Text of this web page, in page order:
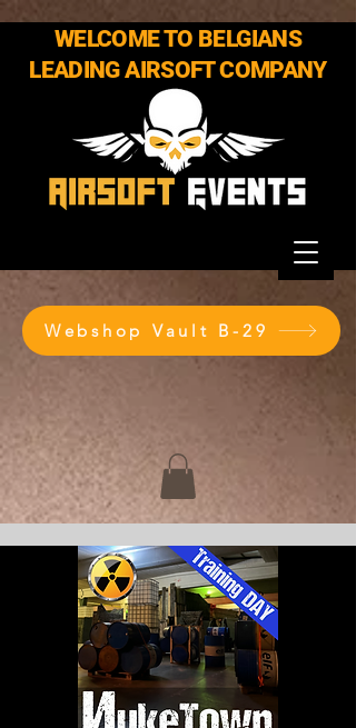
WELCOME TO BELGIANS
LEADING AIRSOFT COMPANY
Webshop Vault B-29